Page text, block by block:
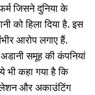
जिसने दुनिया के
को हिला दिया है. इस
आरोप लगाए हैं.
समूह की कंपनियां
भी कहा गया है कि
और अकाउंटिंग